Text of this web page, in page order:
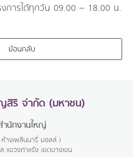
งการได้ทุกวัน 09.00 – 18.00 น.
ย้อนกลับ
สิริ จำกัด (มหาชน)
ำนักงานใหญ่
างเพลินนารี่ มอลล์ )
แขวงท่าแร้ง เขตบางเขน